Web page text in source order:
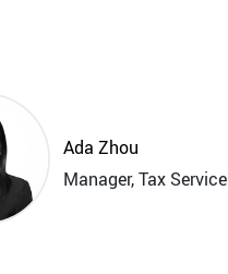
Ada Zhou
Manager, Tax Service